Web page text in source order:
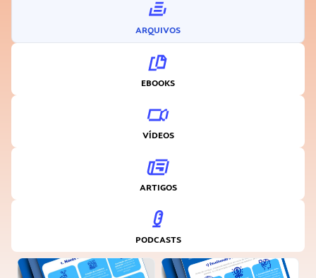
ARQUIVOS
EBOOKS
VÍDEOS
ARTIGOS
PODCASTS